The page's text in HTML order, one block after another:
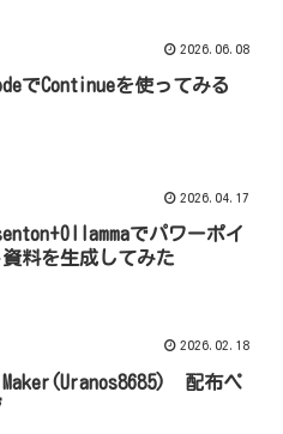
2026.06.08
でContinueを使ってみる
2026.04.17
でパワーポイ
資料を生成してみた
2026.02.18
Maker(Uranos8685) 配布ペ